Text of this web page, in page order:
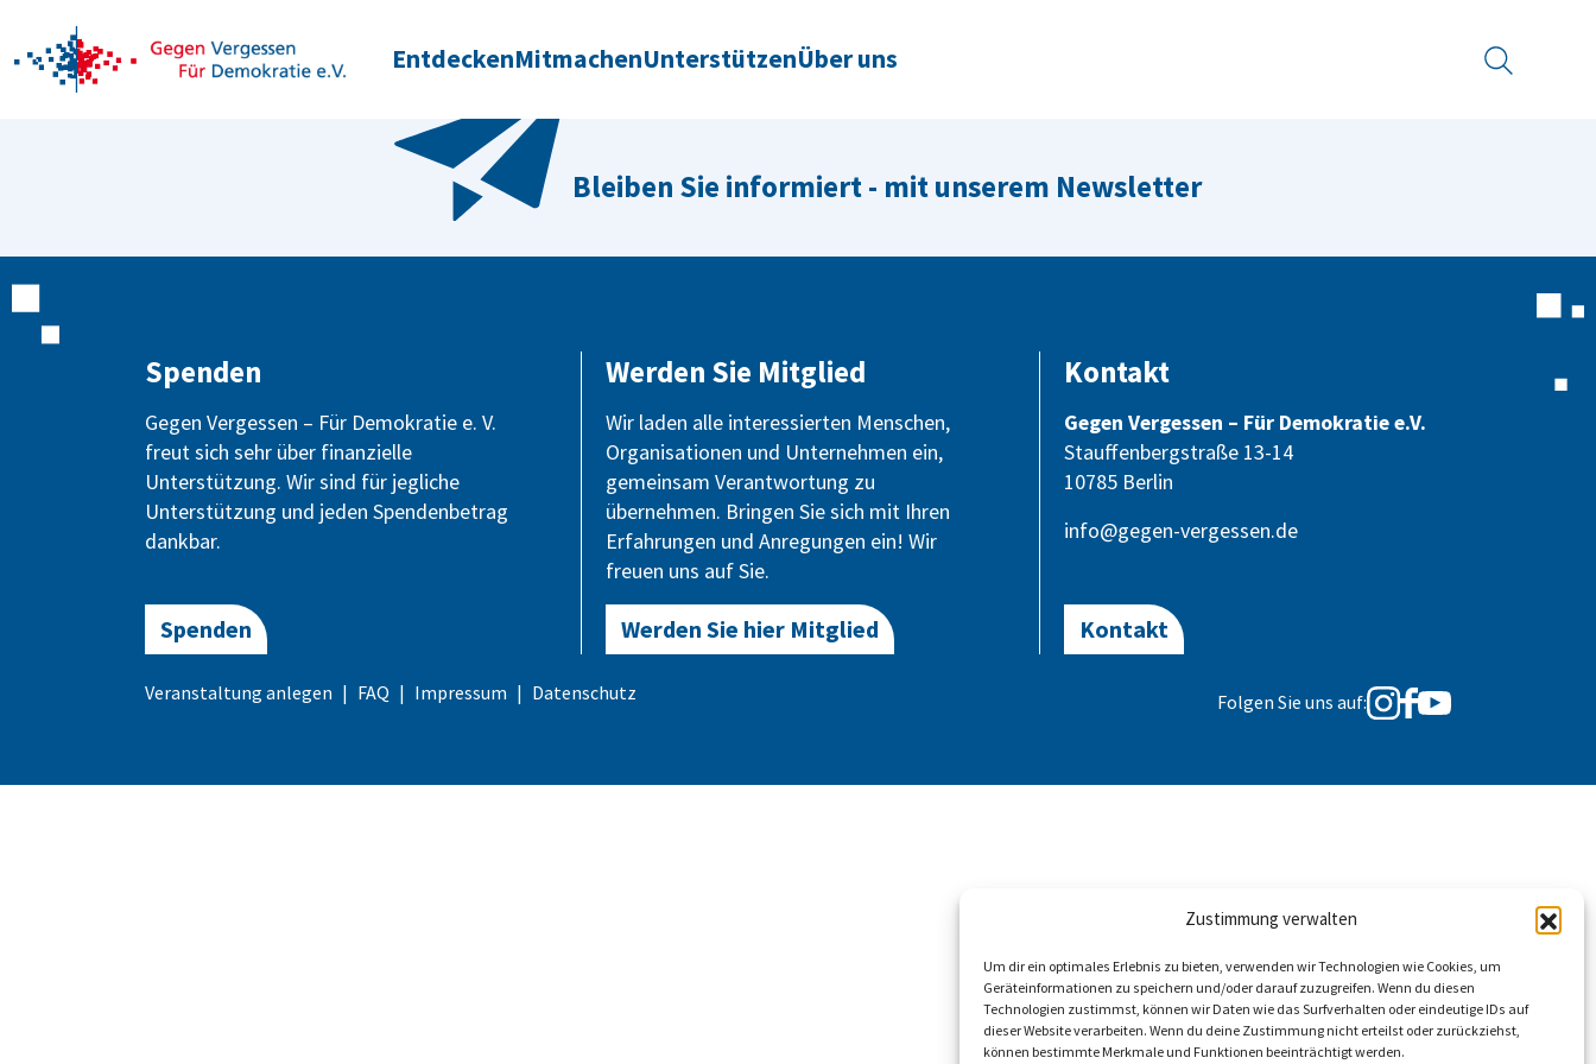
Zustimmung verwalten
Um dir ein optimales Erlebnis zu bieten, verwenden wir Technologien wie Cookies, um
Geräteinformationen zu speichern und/oder darauf zuzugreifen. Wenn du diesen
Technologien zustimmst, können wir Daten wie das Surfverhalten oder eindeutige IDs auf
dieser Website verarbeiten. Wenn du deine Zustimmung nicht erteilst oder zurückziehst,
können bestimmte Merkmale und Funktionen beeinträchtigt werden.
EntdeckenMitmachenUnterstützenÜber uns Suche
Bleiben Sie informiert - mit unserem Newsletter
Spenden
Gegen Vergessen – Für Demokratie e. V.
freut sich sehr über finanzielle
Unterstützung. Wir sind für jegliche
Unterstützung und jeden Spendenbetrag
dankbar.
Spenden
Werden Sie Mitglied
Wir laden alle interessierten Menschen,
Organisationen und Unternehmen ein,
gemeinsam Verantwortung zu
übernehmen. Bringen Sie sich mit Ihren
Erfahrungen und Anregungen ein! Wir
freuen uns auf Sie.
Werden Sie hier Mitglied
Kontakt
Gegen Vergessen – Für Demokratie e.V.
Stauffenbergstraße 13-14
10785 Berlin
info@gegen-vergessen.de
Kontakt
Veranstaltung anlegen FAQ Impressum Datenschutz Folgen Sie uns auf: